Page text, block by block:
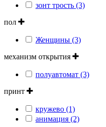
зонт трость (3)
пол
Женщины (3)
механизм открытия
полуавтомат (3)
принт
кружево (1)
анимация (2)